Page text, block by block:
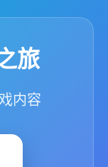
旅
内容